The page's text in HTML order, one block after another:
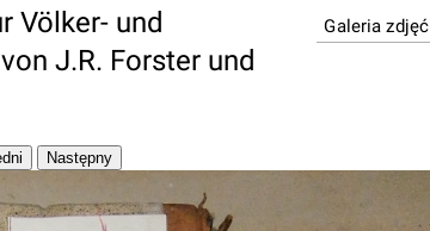
Völker- und
J.R. Forster und
Galeria zdjęć